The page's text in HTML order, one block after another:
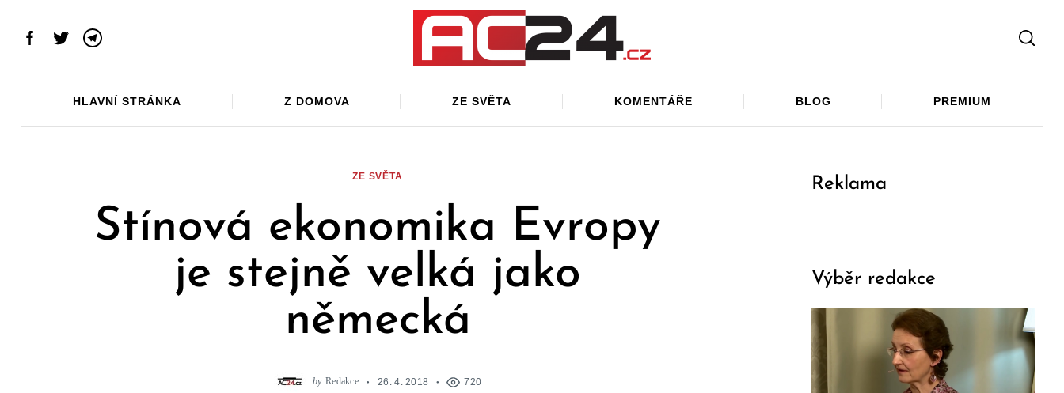
Facebook
TwitterTelegram
HLAVNÍ STRÁNKA Z DOMOVA ZE SVĚTA KOMENTÁŘE BLOG PREMIUM
ZE SVĚTA
Stínová ekonomika Evropy
je stejně velká jako
německá
by Redakce 26. 4. 2018 720
Reklama
Výběr redakce